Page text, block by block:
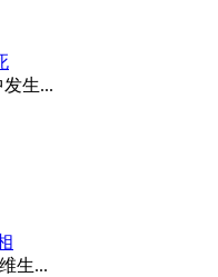
发生...
生...